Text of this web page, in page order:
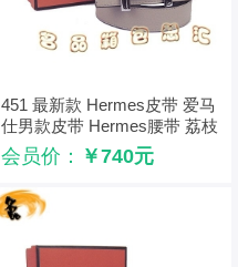
451 最新款 Hermes皮带 爱马
仕男款皮带 Hermes腰带 荔枝
纹灰配黑 银配黑扣3cm
会员价： ￥740元